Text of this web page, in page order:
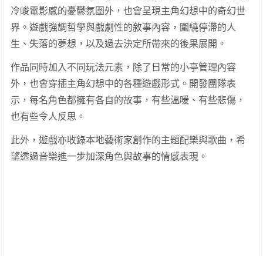
冷峻電影感的憂鬱氛圍外，也會呈現主角幻想中的奇幻世
界。遊戲強調哲學與戲劇性的敘事內容，圍繞停滯的人
生、失落的夢想，以及過去決定所帶來的後果展開。
作品同時加入不同玩法元素，除了日常的小亭管理內容
外，也會穿插主角幻想中的各種遊戲形式。開發團隊表
示，每名角色都擁有各自的故事，有些溫暖、有些悲傷，
也有些令人反思。
此外，遊戲亦收錄本地藝術家創作的主題配樂與歌曲，希
望透過音樂進一步加深角色與故事的情感表現。